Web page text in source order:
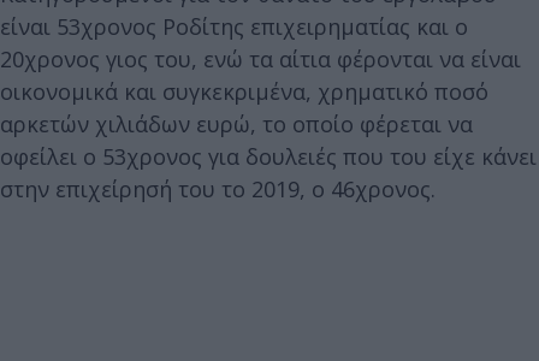
είναι 53χρονος Ροδίτης επιχειρηματίας και ο
20χρονος γιος του, ενώ τα αίτια φέρονται να είναι
οικονομικά και συγκεκριμένα, χρηματικό ποσό
αρκετών χιλιάδων ευρώ, το οποίο φέρεται να
οφείλει ο 53χρονος για δουλειές που του είχε κάνει
στην επιχείρησή του το 2019, ο 46χρονος.